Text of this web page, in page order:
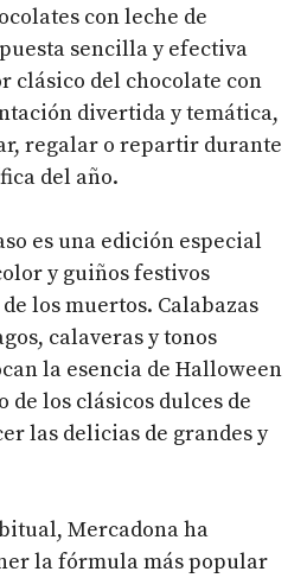
con leche de
sencilla y efectiva
clásico del chocolate con
divertida y temática,
regalar o repartir durante
del año.
es una edición especial
y guiños festivos
los muertos. Calabazas
calaveras y tonos
la esencia de Halloween
de los clásicos dulces de
las delicias de grandes y
Mercadona ha
la fórmula más popular